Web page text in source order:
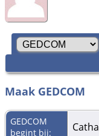
Maak GEDCOM
GEDCOM
begint bij: